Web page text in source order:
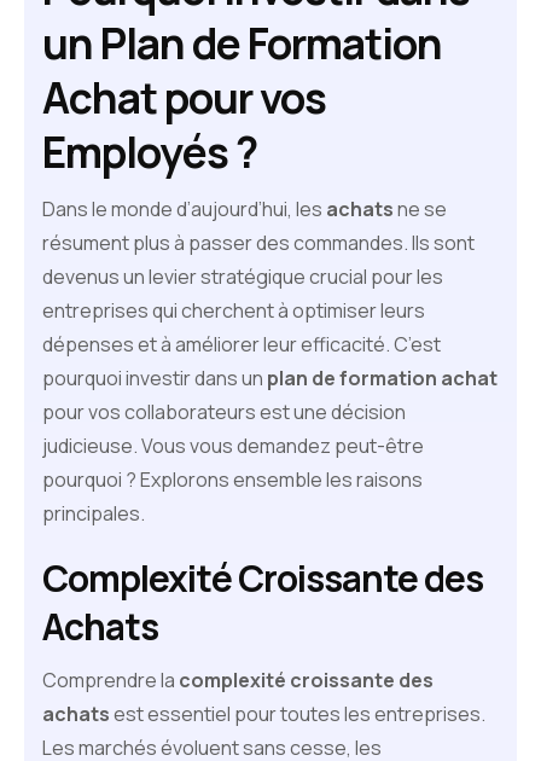
un Plan de Formation
Achat pour vos
Employés ?
Dans le monde d’aujourd’hui, les achatsne se
résument plus à passer des commandes. Ils sont
devenus un levier stratégique crucial pour les
entreprises qui cherchent à optimiser leurs
dépenses et à améliorer leur efficacité. C’est
pourquoi investir dans un plan de formation achat
pour vos collaborateurs est une décision
judicieuse. Vous vous demandez peut-être
pourquoi ? Explorons ensemble les raisons
principales.
Complexité Croissante des
Achats
Comprendre la complexité croissante des
achatsest essentiel pour toutes les entreprises.
Les marchés évoluent sans cesse, les